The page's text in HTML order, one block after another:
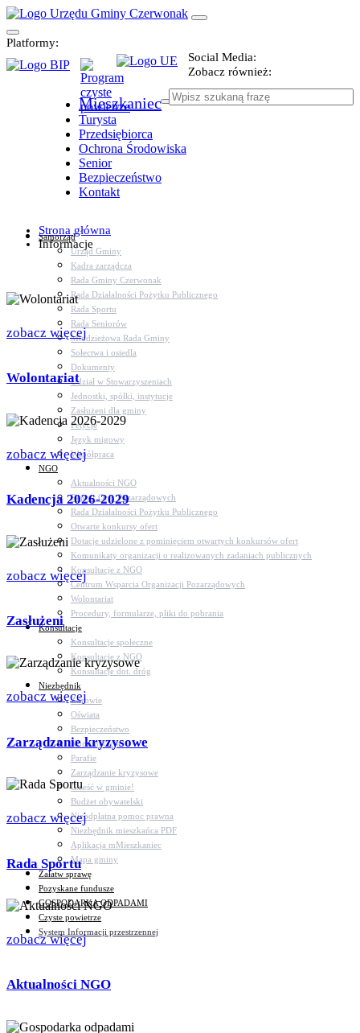
Platformy:
Social Media:
Zobacz również:
Mieszkaniec
Turysta
Przedsiębiorca
Ochrona Środowiska
Senior
Bezpieczeństwo
Kontakt
Samorząd
Urząd Gminy
Kadra zarządcza
Rada Gminy Czerwonak
Rada Działalności Pożytku Publicznego
Rada Sportu
Rada Seniorów
Młodzieżowa Rada Gminy
Sołectwa i osiedla
Dokumenty
Udział w Stowarzyszeniach
Jednostki, spółki, instytucje
Zasłużeni dla gminy
Petycje
Język migowy
Współpraca
NGO
Aktualności NGO
Rejestr Org. Pozarządowych
Rada Działalności Pożytku Publicznego
Otwarte konkursy ofert
Dotacje udzielone z pominięciem otwartych konkursów ofert
Komunikaty organizacji o realizowanych zadaniach publicznych
Konsultacje z NGO
Centrum Wsparcia Organizacji Pozarządowych
Wolontariat
Procedury, formularze, pliki do pobrania
Konsultacje
Konsultacje społeczne
Konsultacje z NGO
Konsultacje dot. dróg
Niezbędnik
Zdrowie
Oświata
Bezpieczeństwo
Komunikacja
Parafie
Zarządzanie kryzysowe
C.ześć w gminie!
Budżet obywatelski
Nieodpłatna pomoc prawna
Niezbędnik mieszkańca PDF
Aplikacja mMieszkaniec
Mapa gminy
Załatw sprawę
Pozyskane fundusze
GOSPODARKA ODPADAMI
Czyste powietrze
System Informacji przestrzennej
Strona główna
Informacje
zobacz więcej
Wolontariat
zobacz więcej
Kadencja 2026-2029
zobacz więcej
Zasłużeni
zobacz więcej
Zarządzanie kryzysowe
zobacz więcej
Rada Sportu
zobacz więcej
Aktualności NGO